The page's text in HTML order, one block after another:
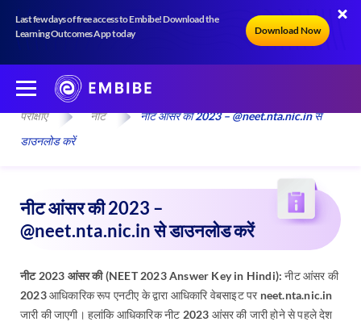
Last few days of free access to Embibe! Download the
Learning Outcomes App today
Download Now
परीक्षाएँ नीट
नीट आंसर की 2023 – @neet.nta.nic.in से
डाउनलोड करें
नीट आंसर की 2023 –
@neet.nta.nic.in से डाउनलोड करें
नीट 2023 आंसर की (NEET 2023 Answer Key in Hindi): नीट आंसर की
2023 आधिकारिक रूप एनटीए के द्वारा आधिकारि वेबसाइट पर neet.nta.nic.in
जारी की जाएगी। हलांकि आधिकारिक नीट 2023 आंसर की जारी होने से पहले देश